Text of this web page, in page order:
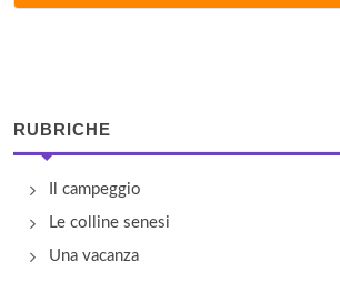
via Byron 98, Ravenna
Pineta Camping Villaggio
viale Giacomo Matteotti 186, Cervia
Piomboni International Camping
RUBRICHE
Il campeggio
Le colline senesi
Una vacanza